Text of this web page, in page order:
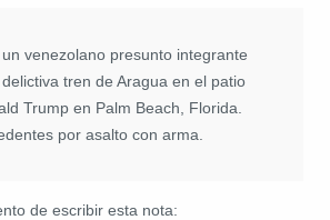
venezolano presunto integrante
tren de Aragua en el patio
Trump en Palm Beach, Florida.
por asalto con arma.
de escribir esta nota: